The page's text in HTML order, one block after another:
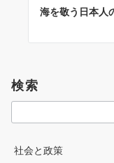
海を敬う日本人
検索
社会と政策